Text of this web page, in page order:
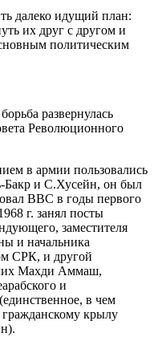
далеко идущий план:
их друг с другом и
политическим
развернулась
Революционного
в армии пользовались
Бакр и С.Хусейн, он был
ВВС в годы первого
г. занял посты
заместителя
и начальника
СРК, и другой
Махди Аммаш,
и
в чем
гражданскому крылу